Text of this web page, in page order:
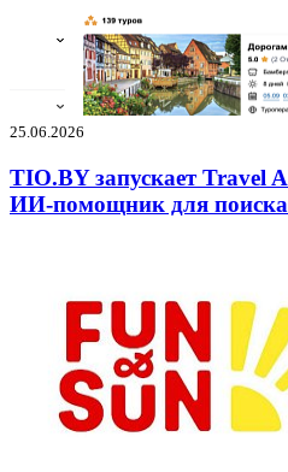
25.06.2026
TIO.BY запускает Travel
ИИ-помощник для поиска